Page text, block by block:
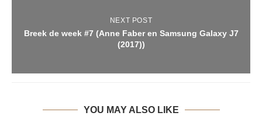
NEXT POST
Breek de week #7 (Anne Faber en Samsung Galaxy J7
(2017))
YOU MAY ALSO LIKE